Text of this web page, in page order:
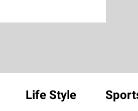
Life Style